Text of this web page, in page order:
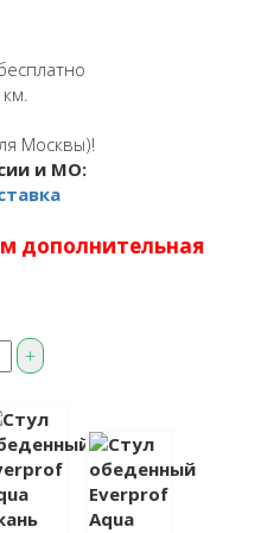
Москвы)!
и МО:
дополнительная